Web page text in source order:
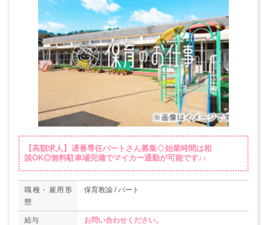
【高額求人】遅番専任パートさん募集◇始業時間は相
談OK◎無料駐車場完備でマイカー通勤が可能です♪♪
職種・雇用形
態
保育教諭 / パート
給与 お問い合わせください。